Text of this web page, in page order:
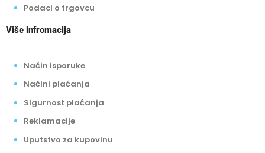
Podaci o trgovcu
Više infromacija
Način isporuke
Načini plaćanja
Sigurnost plaćanja
Reklamacije
Uputstvo za kupovinu